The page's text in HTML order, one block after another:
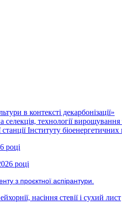
в контексті декарбонізації»
технології
Інституту
році
році
з проєктної аспірантури.
насіння стевії і сухий лист